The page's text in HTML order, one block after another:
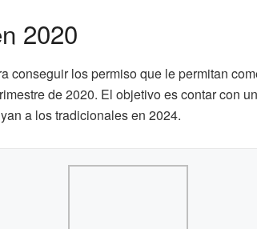
2020
conseguir los permiso que le permitan
de 2020. El objetivo es contar con
a los tradicionales en 2024.